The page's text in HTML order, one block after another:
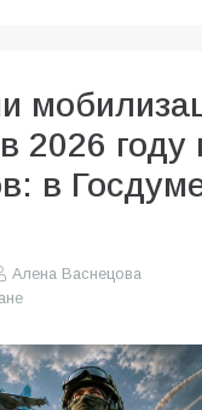
2026 году
в
Алена Васнецова